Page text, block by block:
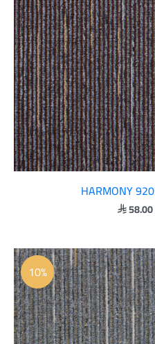
58.00
10%
السعر
الأصلي
هو:
 64.40.
السعر
الحالي
هو:
 58.00.